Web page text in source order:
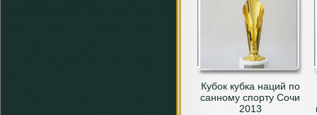
Кубок кубка наций по
санному спорту Сочи
2013